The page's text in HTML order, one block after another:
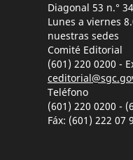
Diagonal 53 n.°
Lunes a viernes
nuestras sedes
Comité Editorial
(601) 220 0200 -
Teléfono
(601) 220 0200 -
Fáx: (601) 222 07